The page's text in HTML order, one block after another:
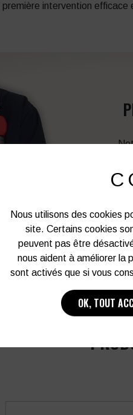
intervention efficace
Nous utilisons des cookies
site. Certains cookies
peuvent pas être
nous aident à améliorer la
sont activés que si vous
OK, TOUT